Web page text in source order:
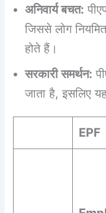
अनिवार्य बचत:
जिससे लोग
होते हैं।
सरकारी समर्थन:
जाता है, इसलिए
EPF